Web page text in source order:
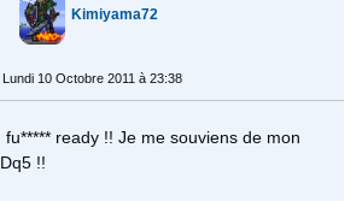
Kimiyama72
Lundi 10 Octobre 2011 à 23:38
fu***** ready !! Je me souviens de mon
!!